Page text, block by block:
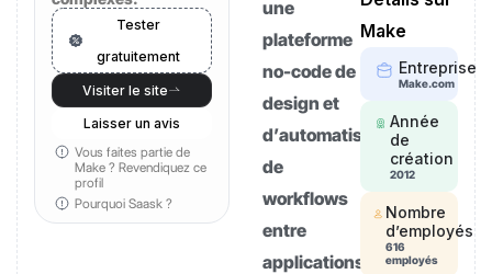
Tester
gratuitement
Visiter le site
Laisser un avis
Vous faites partie de
Make ?Revendiquez ce
profil
Pourquoi Saask ?
une
plateforme
no-code de
design et
d’automatisation
de
workflows
entre
applications.
Make
Entreprise
Make.com
Année
de
création
2012
Nombre
d’employés
616
employés